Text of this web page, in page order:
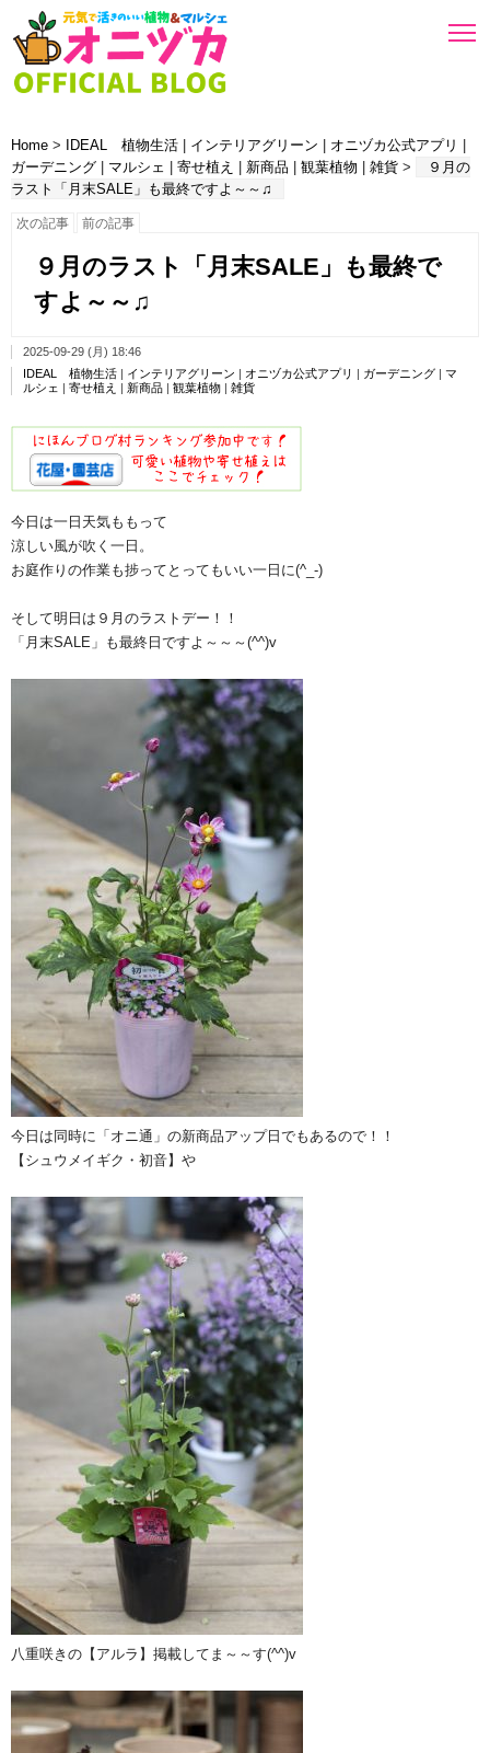
Home > IDEAL 植物生活 インテリアグリーン オニヅカ公式アプリ
ガーデニング
マルシェ 寄せ植え 新商品 観葉植物 雑貨 >
９月の
ラスト「月末SALE」も最終ですよ～～♫
次の記事 前の記事
９月のラスト「月末SALE」も最終で
すよ～～♫
2025-09-29 (月) 18:46
IDEAL 植物生活 | インテリアグリーン | オニヅカ公式アプリ | ガーデニング | マ
ルシェ | 寄せ植え | 新商品 | 観葉植物 | 雑貨
今日は一日天気ももって
涼しい風が吹く一日。
お庭作りの作業も捗ってとってもいい一日に(^_-)
そして明日は９月のラストデー！！
「月末SALE」も最終日ですよ～～～(^^)v
今日は同時に「オニ通」の新商品アップ日でもあるので！！
【シュウメイギク・初音】や
八重咲きの【アルラ】掲載してま～～す(^^)v